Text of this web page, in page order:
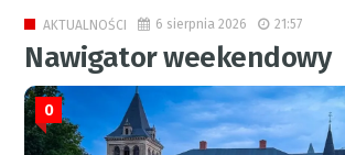
AKTUALNOŚCI 6 sierpnia 2026 21:57
Nawigator weekendowy
0